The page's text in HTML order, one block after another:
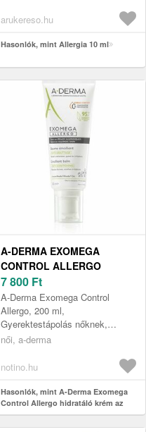
por és állat...
arukereso.hu
Hasonlók, mint Allergia 10 ml
A-DERMA EXOMEGA
CONTROL ALLERGO
HIDRATÁLÓ KRÉM AZ
ÉRZÉKENY ÉS ATÓPIÁS
BŐR VÉDELMÉNEK
MEGERŐSÍTÉSÉRE 200 ML
7 800 Ft
A-Derma Exomega Control
Allergo, 200 ml,
Gyerektestápolás nőknek,
Gondoskodjon a száraz, irritált
A BIOVECT techno...
női, a-derma
notino.hu
Hasonlók, mint A-Derma Exomega
Control Allergo hidratáló krém az
érzékeny és atópiás bőr védelmének
megerősítésére 200 ml